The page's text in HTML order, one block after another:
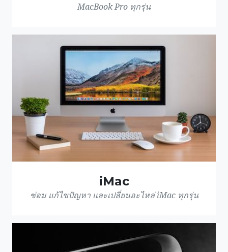
MacBook Pro ทุกรุ่น
iMac
ซ่อม แก้ไขปัญหา และเปลี่ยนอะไหล่ iMac ทุกรุ่น